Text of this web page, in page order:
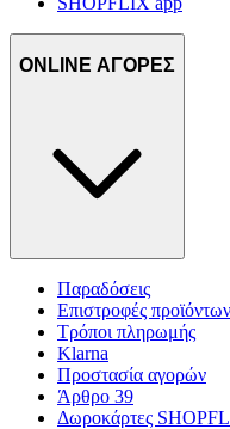
για να αποθηκεύουμε και
διαφημίσεις και
τοποθεσίας μας στους
δικτύωσης, διαφημίσεων
ONLINE ΑΓΟΡΕΣ
Παραδόσεις
Επιστροφές προϊόντων
Τρόποι πληρωμής
Klarna
Προστασία αγορών
Άρθρο 39
Δωροκάρτες